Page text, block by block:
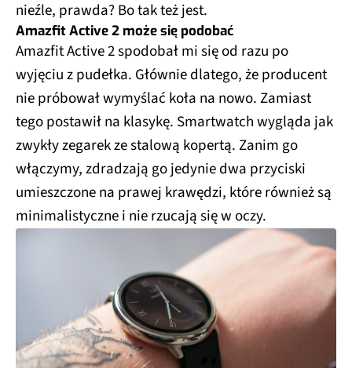
nieźle, prawda? Bo tak też jest.
Amazfit Active 2 może się podobać
Amazfit Active 2 spodobał mi się od razu po
wyjęciu z pudełka. Głównie dlatego, że producent
nie próbował wymyślać koła na nowo. Zamiast
tego postawił na klasykę. Smartwatch wygląda jak
zwykły zegarek ze stalową kopertą. Zanim go
włączymy, zdradzają go jedynie dwa przyciski
umieszczone na prawej krawędzi, które również są
minimalistyczne i nie rzucają się w oczy.